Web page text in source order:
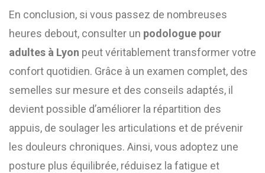
En conclusion, si vous passez de nombreuses
heures debout, consulter un podologue pour
adultes à Lyon peut véritablement transformer votre
confort quotidien. Grâce à un examen complet, des
semelles sur mesure et des conseils adaptés, il
devient possible d’améliorer la répartition des
appuis, de soulager les articulations et de prévenir
les douleurs chroniques. Ainsi, vous adoptez une
posture plus équilibrée, réduisez la fatigue et